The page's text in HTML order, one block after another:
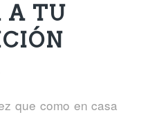
A TU
que como en casa